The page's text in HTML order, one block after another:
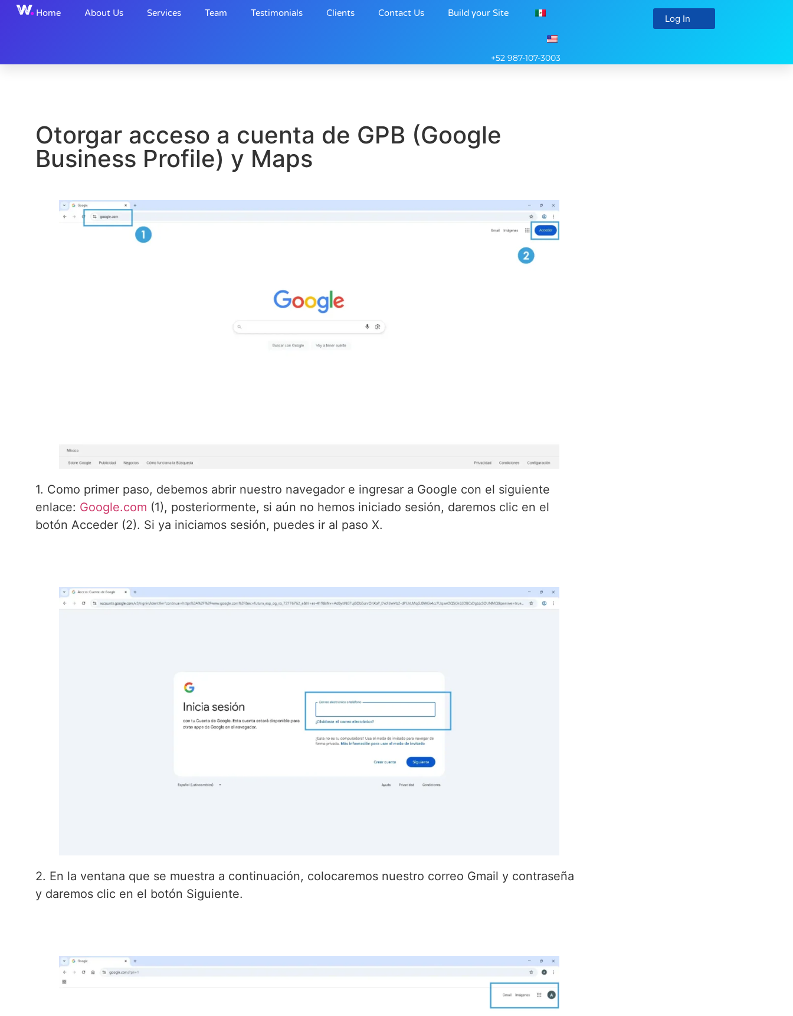
Home About Us Services Team Testimonials Clients Contact Us Build your Site
+52 987-107-3003
Log In
Otorgar acceso a cuenta de GPB (Google
Business Profile) y Maps
1. Como primer paso, debemos abrir nuestro navegador e ingresar a Google con el siguiente
enlace: Google.com (1), posteriormente, si aún no hemos iniciado sesión, daremos clic en el
botón Acceder (2). Si ya iniciamos sesión, puedes ir al paso X.
2. En la ventana que se muestra a continuación, colocaremos nuestro correo Gmail y contraseña
y daremos clic en el botón Siguiente.